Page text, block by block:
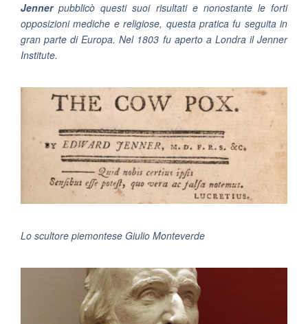
Jennerpubblicò questi suoi risultati e nonostante le forti
opposizioni mediche e religiose, questa pratica fu seguita in
gran parte di Europa. Nel 1803 fu aperto a Londra il Jenner
Institute.
Lo scultore piemontese Giulio Monteverde